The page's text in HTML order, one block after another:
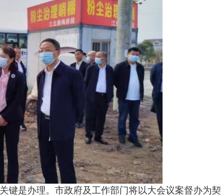
是办理。市政府及工作部门将以大会议案督办为契